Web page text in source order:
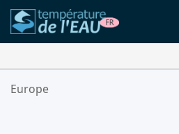
Vos Lieux Favoris:
Europe